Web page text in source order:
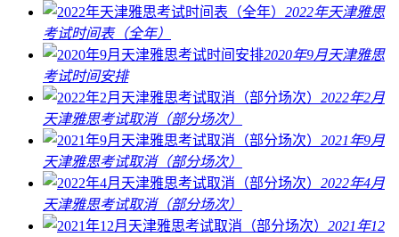
2022年天津雅思
考试时间表（全年）
2020年9月天津雅思
考试时间安排
2022年2月
天津雅思考试取消（部分场次）
2021年9月
天津雅思考试取消（部分场次）
2022年4月
天津雅思考试取消（部分场次）
2021年12